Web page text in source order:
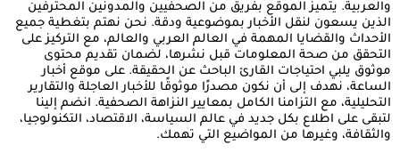
والعربية. يتميز الموقع بفريق من الصحفيين والمدونين المحترفين
الذين يسعون لنقل الأخبار بموضوعية ودقة. نحن نهتم بتغطية جميع
الأحداث والقضايا المهمة في العالم العربي والعالم، مع التركيز على
التحقق من صحة المعلومات قبل نشرها، لضمان تقديم محتوى
موثوق يلبي احتياجات القارئ الباحث عن الحقيقة. على موقع أخبار
الساعة، نهدف إلى أن نكون مصدرًا موثوقًا للأخبار العاجلة والتقارير
التحليلية، مع التزامنا الكامل بمعايير النزاهة الصحفية. انضم إلينا
لتبقى على اطلاع بكل جديد في عالم السياسة، الاقتصاد، التكنولوجيا،
والثقافة، وغيرها من المواضيع التي تهمك.